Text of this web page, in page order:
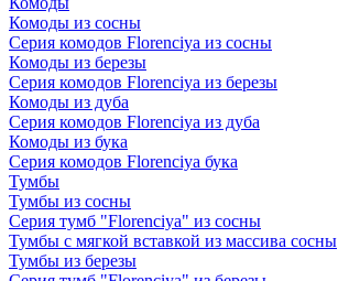
Комоды из сосны
Серия комодов Florenciya из сосны
Комоды из березы
Серия комодов Florenciya из березы
Комоды из дуба
Серия комодов Florenciya из дуба
Комоды из бука
Серия комодов Florenciya бука
Тумбы
Тумбы из сосны
Серия тумб "Florenciya" из сосны
Тумбы с мягкой вставкой из массива сосны
Тумбы из березы